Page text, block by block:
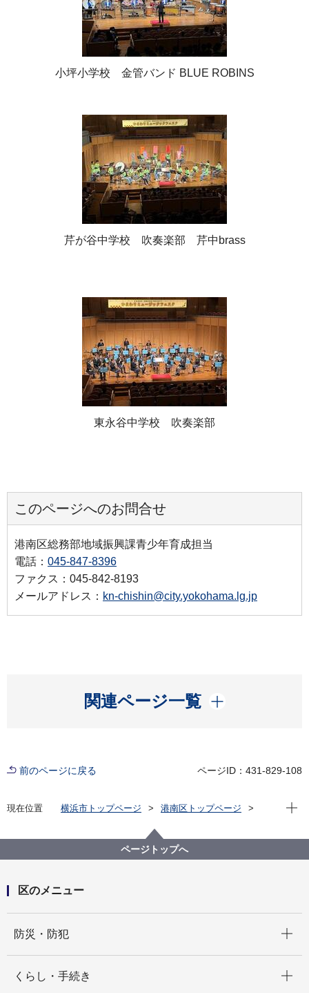
小坪小学校 金管バンド BLUE ROBINS
芹が谷中学校 吹奏楽部 芹中brass
東永谷中学校 吹奏楽部
このページへのお問合せ
港南区総務部地域振興課青少年育成担当
電話： 045-847-8396
ファクス：045-842-8193
メールアドレス： kn-chishin@city.yokohama.lg.jp
関連ページ一覧
開く
前のページに戻る ページID：431-829-108
現在位置 横浜市トップページ
港南区トップページ
ひまわりミュージックフェスタ
現在
ページトップへ
区のメニュー
防災・防犯
くらし・手続き